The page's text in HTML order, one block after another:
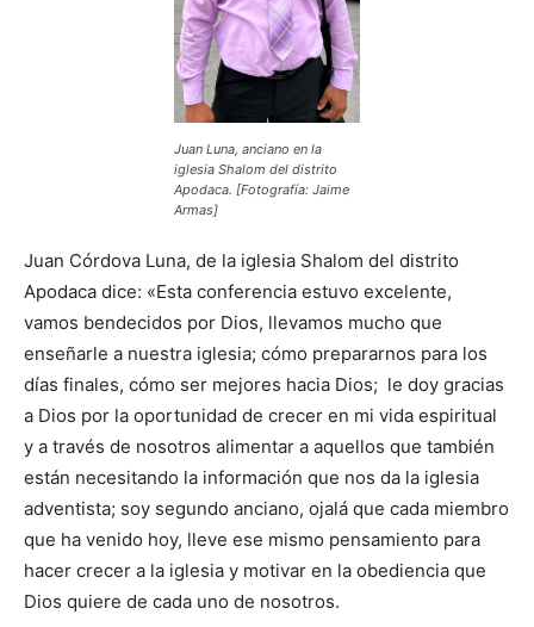
Juan Luna, anciano en la
iglesia Shalom del distrito
Apodaca. [Fotografía: Jaime
Armas]
Juan Córdova Luna, de la iglesia Shalom del distrito
Apodaca dice: «Esta conferencia estuvo excelente,
vamos bendecidos por Dios, llevamos mucho que
enseñarle a nuestra iglesia; cómo prepararnos para los
días finales, cómo ser mejores hacia Dios; le doy gracias
a Dios por la oportunidad de crecer en mi vida espiritual
y a través de nosotros alimentar a aquellos que también
están necesitando la información que nos da la iglesia
adventista; soy segundo anciano, ojalá que cada miembro
que ha venido hoy, lleve ese mismo pensamiento para
hacer crecer a la iglesia y motivar en la obediencia que
Dios quiere de cada uno de nosotros.